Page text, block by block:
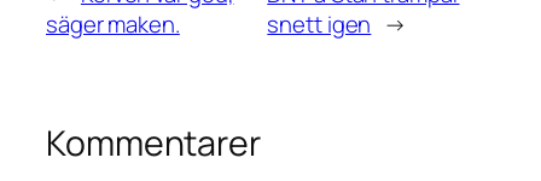
säger maken.
snett igen →
Kommentarer